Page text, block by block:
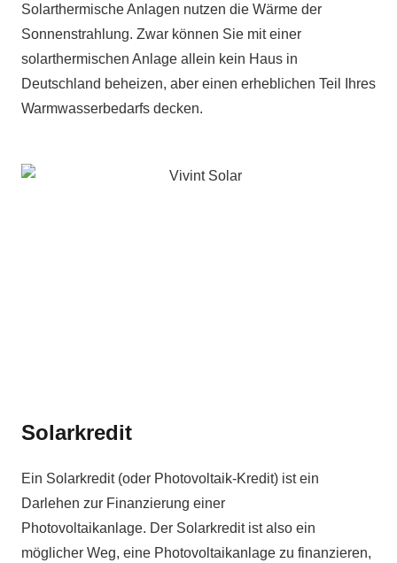
Solarthermische Anlagen nutzen die Wärme der
Sonnenstrahlung. Zwar können Sie mit einer
solarthermischen Anlage allein kein Haus in
Deutschland beheizen, aber einen erheblichen Teil Ihres
Warmwasserbedarfs decken.
Solarkredit
Ein Solarkredit (oder Photovoltaik-Kredit) ist ein
Darlehen zur Finanzierung einer
Photovoltaikanlage. Der Solarkredit ist also ein
möglicher Weg, eine Photovoltaikanlage zu finanzieren,